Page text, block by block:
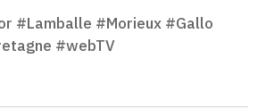
#Lamballe #Morieux #Gallo
#webTV